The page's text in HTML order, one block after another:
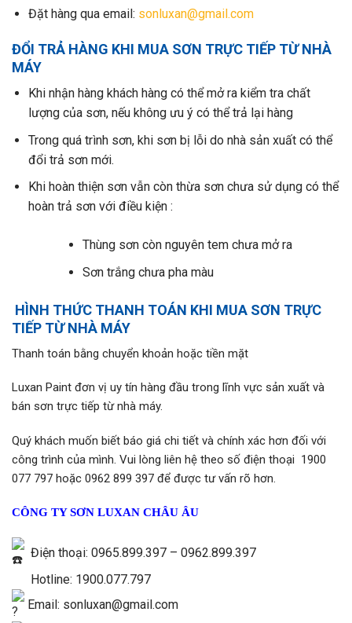
Đặt hàng qua email: sonluxan@gmail.com
ĐỔI TRẢ HÀNG KHI MUA SƠN TRỰC TIẾP TỪ NHÀ
MÁY
Khi nhận hàng khách hàng có thể mở ra kiểm tra chất
lượng của sơn, nếu không ưu ý có thể trả lại hàng
Trong quá trình sơn, khi sơn bị lỗi do nhà sản xuất có thể
đổi trả sơn mới.
Khi hoàn thiện sơn vẫn còn thừa sơn chưa sử dụng có thể
hoàn trả sơn với điều kiện :
Thùng sơn còn nguyên tem chưa mở ra
Sơn trắng chưa pha màu
HÌNH THỨC THANH TOÁN KHI MUA SƠN TRỰC
TIẾP TỪ NHÀ MÁY
Thanh toán bằng chuyển khoản hoặc tiền mặt
Luxan Paint đơn vị uy tín hàng đầu trong lĩnh vực sản xuất và
bán sơn trực tiếp từ nhà máy.
Quý khách muốn biết báo giá chi tiết và chính xác hơn đối với
công trình của mình. Vui lòng liên hệ theo số điện thoại 1900
077 797 hoặc 0962 899 397 để được tư vấn rõ hơn.
CÔNG TY SƠN LUXAN CHÂU ÂU
Điện thoại: 0965.899.397 – 0962.899.397
Hotline: 1900.077.797
Email: sonluxan@gmail.com